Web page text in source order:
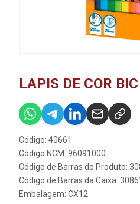
LAPIS DE COR
Código: 40661
Código NCM: 96091000
Código de Barras do Produto:
Código de Barras da Caixa:
Embalagem: CX12